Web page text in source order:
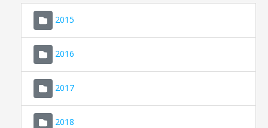
2015
2016
2017
2018